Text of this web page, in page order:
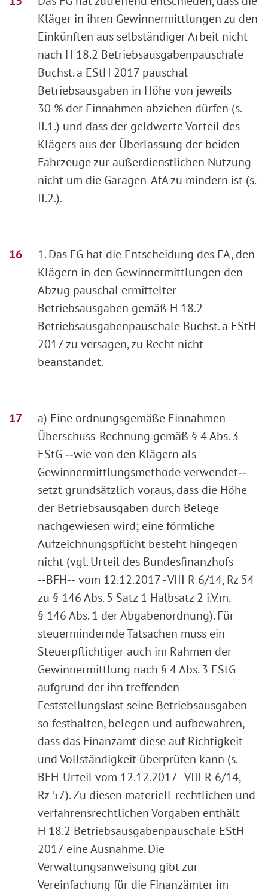
Kläger in ihren Gewinnermittlungen zu den
Einkünften aus selbständiger Arbeit nicht
nach H 18.2 Betriebsausgabenpauschale
Buchst. a EStH 2017 pauschal
Betriebsausgaben in Höhe von jeweils
30 % der Einnahmen abziehen dürfen (s.
II.1.) und dass der geldwerte Vorteil des
Klägers aus der Überlassung der beiden
Fahrzeuge zur außerdienstlichen Nutzung
nicht um die Garagen-AfA zu mindern ist (s.
II.2.).
1. Das FG hat die Entscheidung des FA, den
Klägern in den Gewinnermittlungen den
Abzug pauschal ermittelter
Betriebsausgaben gemäß H 18.2
Betriebsausgabenpauschale Buchst. a EStH
2017 zu versagen, zu Recht nicht
beanstandet.
a) Eine ordnungsgemäße Einnahmen-
Überschuss-Rechnung gemäß § 4 Abs. 3
EStG ‑‑wie von den Klägern als
Gewinnermittlungsmethode verwendet‑‑
setzt grundsätzlich voraus, dass die Höhe
der Betriebsausgaben durch Belege
nachgewiesen wird; eine förmliche
Aufzeichnungspflicht besteht hingegen
nicht (vgl. Urteil des Bundesfinanzhofs
‑‑BFH‑‑ vom 12.12.2017 - VIII R 6/14, Rz 54
zu § 146 Abs. 5 Satz 1 Halbsatz 2 i.V.m.
§ 146 Abs. 1 der Abgabenordnung). Für
steuermindernde Tatsachen muss ein
Steuerpflichtiger auch im Rahmen der
Gewinnermittlung nach § 4 Abs. 3 EStG
aufgrund der ihn treffenden
Feststellungslast seine Betriebsausgaben
so festhalten, belegen und aufbewahren,
dass das Finanzamt diese auf Richtigkeit
und Vollständigkeit überprüfen kann (s.
BFH-Urteil vom 12.12.2017 - VIII R 6/14,
Rz 57). Zu diesen materiell-rechtlichen und
verfahrensrechtlichen Vorgaben enthält
H 18.2 Betriebsausgabenpauschale EStH
2017 eine Ausnahme. Die
Verwaltungsanweisung gibt zur
Vereinfachung für die Finanzämter im